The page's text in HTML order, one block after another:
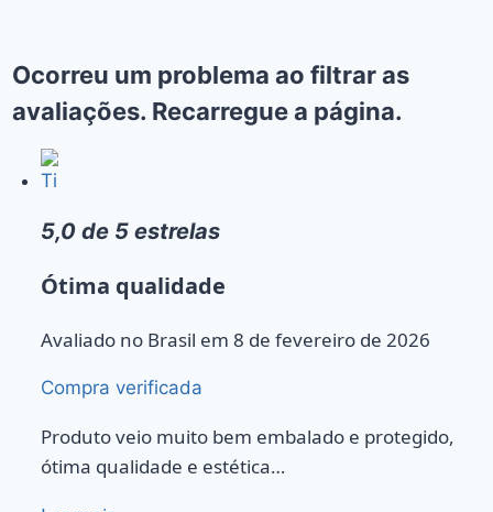
Ocorreu um problema ao filtrar as
avaliações. Recarregue a página.
Ti
5,0 de 5 estrelas
Ótima qualidade
Avaliado no Brasil em 8 de fevereiro de 2026
Compra verificada
Produto veio muito bem embalado e protegido,
ótima qualidade e estética…